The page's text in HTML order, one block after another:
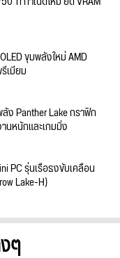
ขุมพลังใหม่ AMD
เมียม
ง Panther Lake กราฟิก
นหนักและเกมมิ่ง
PC รุ่นเรือธงขับเคลื่อน
Lake-H)
ๆ